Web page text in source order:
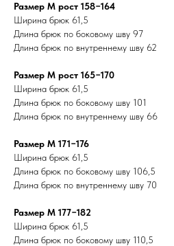
Размер M рост 158−164
Ширина брюк 61,5
Длина брюк по боковому шву 97
Длина брюк по внутреннему шву 62
Размер M рост 165−170
Ширина брюк 61,5
Длина брюк по боковому шву 101
Длина брюк по внутреннему шву 66
Размер M 171−176
Ширина брюк 61,5
Длина брюк по боковому шву 106,5
Длина брюк по внутреннему шву 70
Размер M 177−182
Ширина брюк 61,5
Длина брюк по боковому шву 110,5